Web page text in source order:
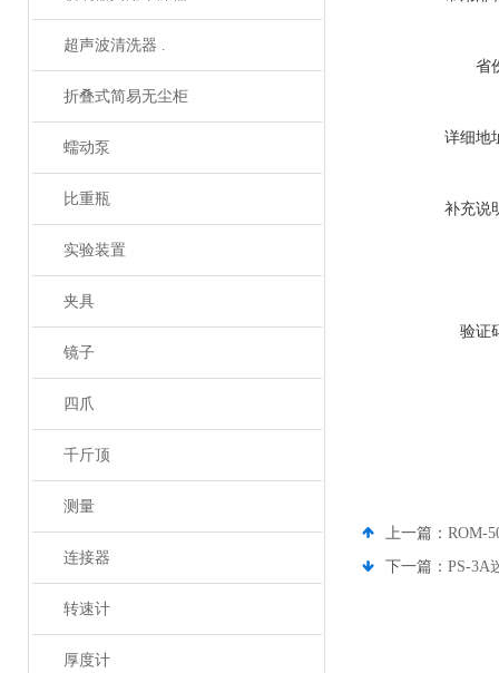
超声波清洗器 .
折叠式简易无尘柜
蠕动泵
比重瓶
实验装置
夹具
镜子
四爪
千斤顶
测量
连接器
转速计
厚度计
省
详细地
补充说
验证
上一篇： ROM-
下一篇： PS-3A